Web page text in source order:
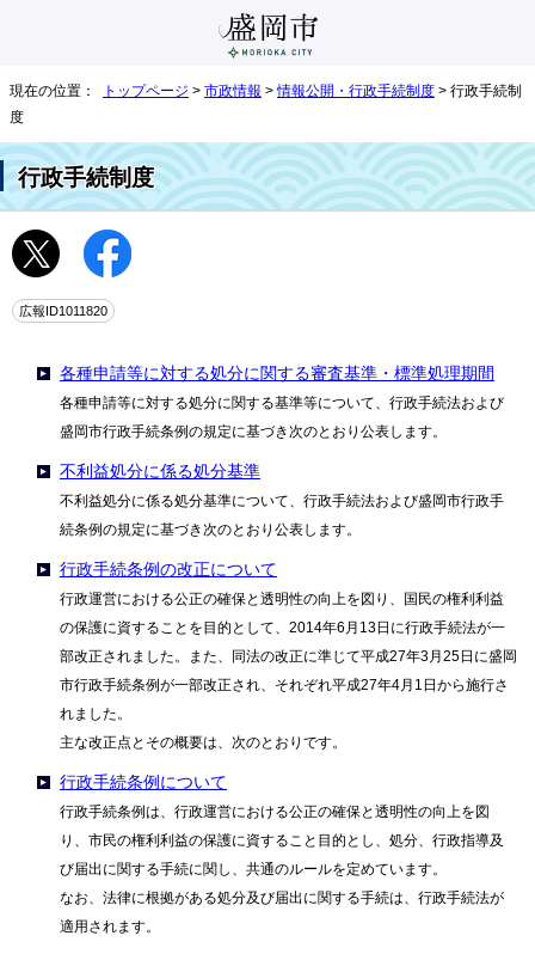
現在の位置： トップページ > 市政情報 >情報公開・行政手続制度 > 行政手続制
度
行政手続制度
広報ID1011820
各種申請等に対する処分に関する審査基準・標準処理期間
各種申請等に対する処分に関する基準等について、行政手続法および
盛岡市行政手続条例の規定に基づき次のとおり公表します。
不利益処分に係る処分基準
不利益処分に係る処分基準について、行政手続法および盛岡市行政手
続条例の規定に基づき次のとおり公表します。
行政手続条例の改正について
行政運営における公正の確保と透明性の向上を図り、国民の権利利益
の保護に資することを目的として、2014年6月13日に行政手続法が一
部改正されました。また、同法の改正に準じて平成27年3月25日に盛岡
市行政手続条例が一部改正され、それぞれ平成27年4月1日から施行さ
れました。
主な改正点とその概要は、次のとおりです。
行政手続条例について
行政手続条例は、行政運営における公正の確保と透明性の向上を図
り、市民の権利利益の保護に資すること目的とし、処分、行政指導及
び届出に関する手続に関し、共通のルールを定めています。
なお、法律に根拠がある処分及び届出に関する手続は、行政手続法が
適用されます。